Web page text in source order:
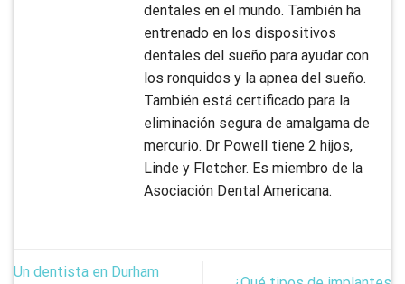
dentales en el mundo. También ha
entrenado en los dispositivos
dentales del sueño para ayudar con
los ronquidos y la apnea del sueño.
También está certificado para la
eliminación segura de amalgama de
mercurio. Dr Powell tiene 2 hijos,
Linde y Fletcher. Es miembro de la
Asociación Dental Americana.
Un dentista en Durham